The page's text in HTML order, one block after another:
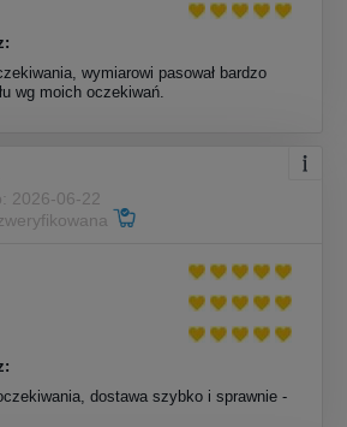
wymiarowi pasował bardzo
wg moich oczekiwań.
2026-06-22
dostawa szybko i sprawnie -